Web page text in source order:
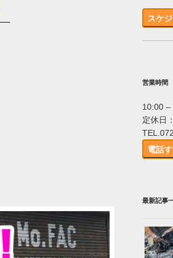
スケ
営業時間
10:00 –
定休日
電話
最新記事